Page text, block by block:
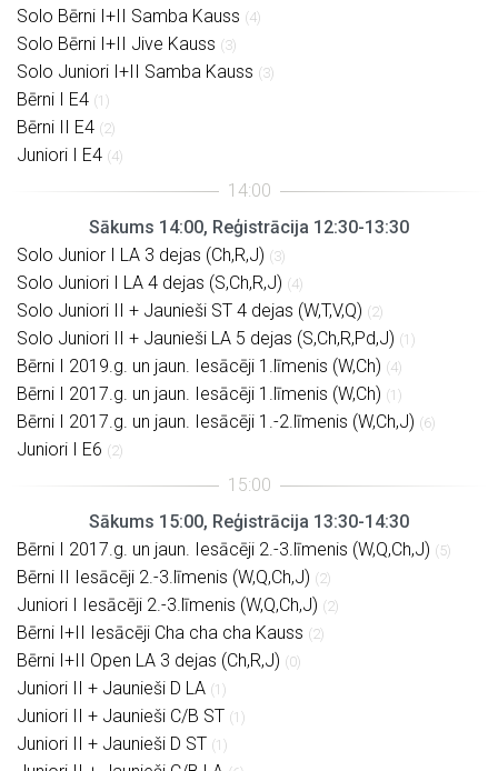
Solo Bērni I+II Samba Kauss (4)
Solo Bērni I+II Jive Kauss (3)
Solo Juniori I+II Samba Kauss (3)
Bērni I E4 (1)
Bērni II E4 (2)
Juniori I E4 (4)
Sākums 14:00, Reģistrācija 12:30-13:30
Solo Junior I LA 3 dejas (Ch,R,J) (3)
Solo Juniori I LA 4 dejas (S,Ch,R,J) (4)
Solo Juniori II + Jaunieši ST 4 dejas (W,T,V,Q) (2)
Solo Juniori II + Jaunieši LA 5 dejas (S,Ch,R,Pd,J) (1)
Bērni I 2019.g. un jaun. Iesācēji 1.līmenis (W,Ch) (4)
Bērni I 2017.g. un jaun. Iesācēji 1.līmenis (W,Ch) (1)
Bērni I 2017.g. un jaun. Iesācēji 1.-2.līmenis (W,Ch,J) (6)
Juniori I E6 (2)
Sākums 15:00, Reģistrācija 13:30-14:30
Bērni I 2017.g. un jaun. Iesācēji 2.-3.līmenis (W,Q,Ch,J) (5)
Bērni II Iesācēji 2.-3.līmenis (W,Q,Ch,J) (2)
Juniori I Iesācēji 2.-3.līmenis (W,Q,Ch,J) (2)
Bērni I+II Iesācēji Cha cha cha Kauss (2)
Bērni I+II Open LA 3 dejas (Ch,R,J) (0)
Juniori II + Jaunieši D LA (1)
Juniori II + Jaunieši C/B ST (1)
Juniori II + Jaunieši D ST (1)